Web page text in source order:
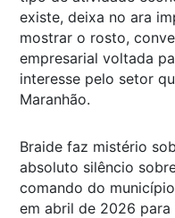
existe, deixa no ara
mostrar o rosto,
empresarial voltada
interesse pelo setor
Maranhão.
Braide faz mistério
absoluto silêncio
comando do
em abril de 2026